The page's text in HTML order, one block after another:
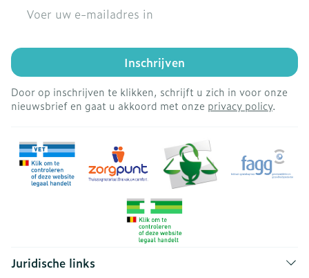
Inschrijven
Door op inschrijven te klikken, schrijft u zich in voor onze
nieuwsbrief en gaat u akkoord met onze privacy policy.
Juridische links